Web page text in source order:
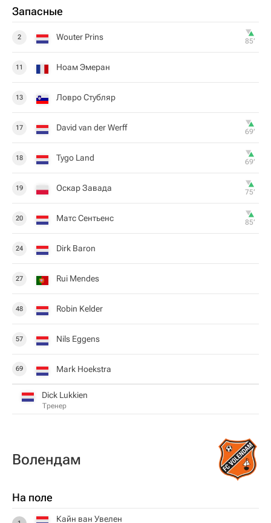
Запасные
2 Wouter Prins 85‎’‎
11 Ноам Эмеран
13 Ловро Стубляр
17 David van der Werff 69‎’‎
18 Tygo Land 69‎’‎
19 Оскар Завада 75‎’‎
20 Матс Сентьенс 85‎’‎
24 Dirk Baron
27 Rui Mendes
48 Robin Kelder
57 Nils Eggens
69 Mark Hoekstra
Dick Lukkien
Тренер
Волендам
На поле
Кайн ван Увелен